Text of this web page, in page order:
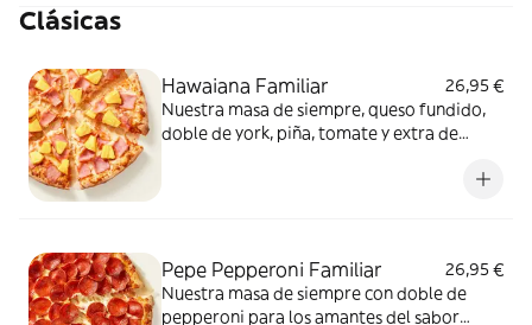
Clásicas
Hawaiana Familiar
26,95 €
Nuestra masa de siempre, queso fundido,
doble de york, piña, tomate y extra de
Pepe Pepperoni Familiar
26,95 €
Nuestra masa de siempre con doble de
pepperoni para los amantes del sabor